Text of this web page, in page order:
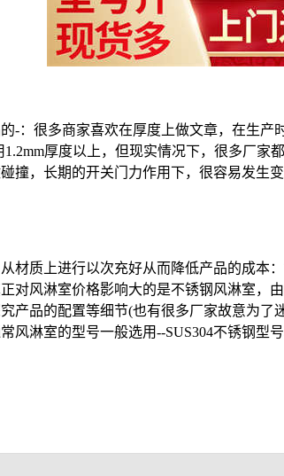
-：很多商家喜欢在厚度上做文章，在生
厚度以上，但现实情况下，很多厂
撞，长期的开关门力作用下，很容易发
材质上进行以次充好从而降低产品的成
对风淋室价格影响大的是不锈钢风淋室
产品的配置等细节(也有很多厂家故意为
风淋室的型号一般选用--SUS304不锈钢型